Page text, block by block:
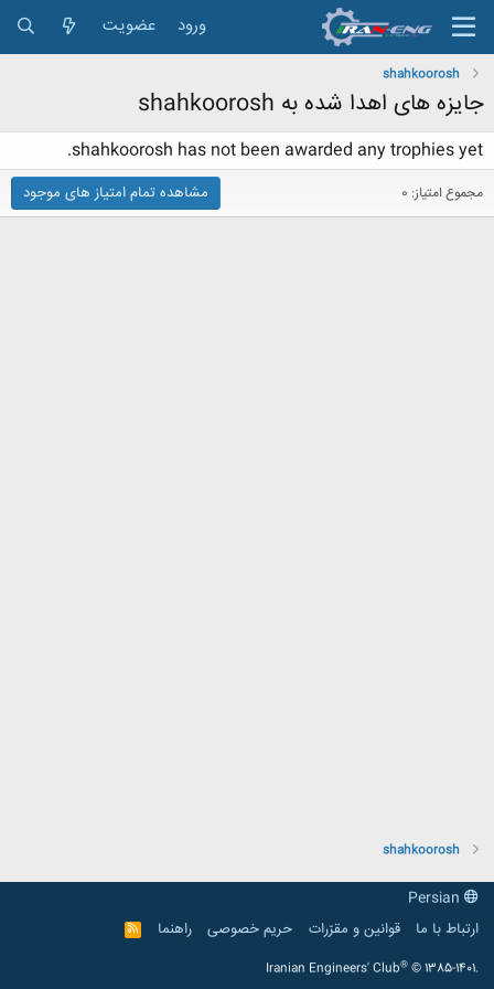
ورود عضویت
shahkoorosh
جایزه های اهدا شده به shahkoorosh
shahkoorosh has not been awarded any trophies yet.
مجموع امتیاز: 0 مشاهده تمام امتیاز های موجود
shahkoorosh
ارتباط با ما
قوانین و مقرّرات حریم خصوصی راهنما
R
S
Iranian Engineers' Club® © 1385-1401.